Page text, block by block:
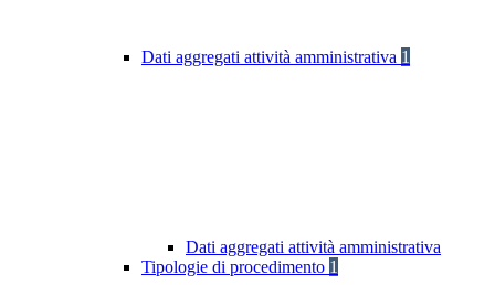
Dati aggregati attività amministrativa 1
Dati aggregati attività amministrativa
Tipologie di procedimento 1